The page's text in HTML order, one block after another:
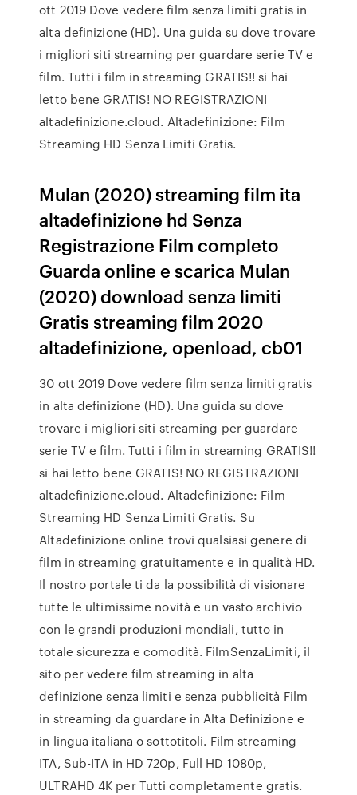
ott 2019 Dove vedere film senza limiti gratis in
alta definizione (HD). Una guida su dove trovare
i migliori siti streaming per guardare serie TV e
film. Tutti i film in streaming GRATIS!! si hai
letto bene GRATIS! NO REGISTRAZIONI
altadefinizione.cloud. Altadefinizione: Film
Streaming HD Senza Limiti Gratis.
Mulan (2020) streaming film ita
altadefinizione hd Senza
Registrazione Film completo
Guarda online e scarica Mulan
(2020) download senza limiti
Gratis streaming film 2020
altadefinizione, openload, cb01
30 ott 2019 Dove vedere film senza limiti gratis
in alta definizione (HD). Una guida su dove
trovare i migliori siti streaming per guardare
serie TV e film. Tutti i film in streaming GRATIS!!
si hai letto bene GRATIS! NO REGISTRAZIONI
altadefinizione.cloud. Altadefinizione: Film
Streaming HD Senza Limiti Gratis. Su
Altadefinizione online trovi qualsiasi genere di
film in streaming gratuitamente e in qualità HD.
Il nostro portale ti da la possibilità di visionare
tutte le ultimissime novità e un vasto archivio
con le grandi produzioni mondiali, tutto in
totale sicurezza e comodità. FilmSenzaLimiti, il
sito per vedere film streaming in alta
definizione senza limiti e senza pubblicità Film
in streaming da guardare in Alta Definizione e
in lingua italiana o sottotitoli. Film streaming
ITA, Sub-ITA in HD 720p, Full HD 1080p,
ULTRAHD 4K per Tutti completamente gratis.